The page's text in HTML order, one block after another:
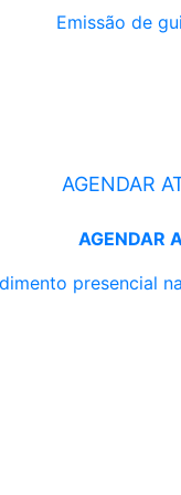
Emissão de
AGENDAR
AGENDAR
presencial